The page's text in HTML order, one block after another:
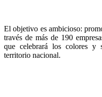
El objetivo es ambicioso:
través de más de 190
que celebrará los colores y
territorio nacional.